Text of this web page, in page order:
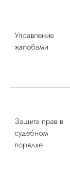
Управление
жалобами
Защита прав в
судебном
порядке